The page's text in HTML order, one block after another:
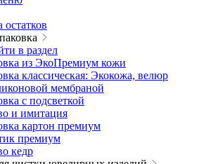
остатков
в раздел
из ЭкоПремиум кожи
классическая: Экокожа, велюр
мембраной
с подсветкой
и имитация
картон премиум
премиум
кедр